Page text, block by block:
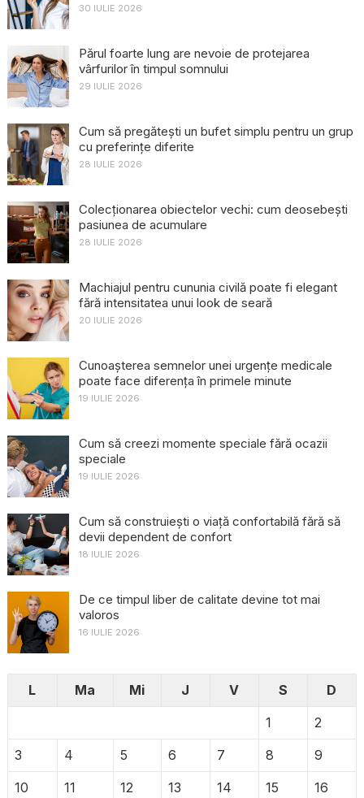
30 IULIE 2026
Părul foarte lung are nevoie de protejarea
vârfurilor în timpul somnului
29 IULIE 2026
Cum să pregătești un bufet simplu pentru un grup
cu preferințe diferite
28 IULIE 2026
Colecționarea obiectelor vechi: cum deosebești
pasiunea de acumulare
28 IULIE 2026
Machiajul pentru cununia civilă poate fi elegant
fără intensitatea unui look de seară
20 IULIE 2026
Cunoașterea semnelor unei urgențe medicale
poate face diferența în primele minute
19 IULIE 2026
Cum să creezi momente speciale fără ocazii
speciale
19 IULIE 2026
Cum să construiești o viață confortabilă fără să
devii dependent de confort
18 IULIE 2026
De ce timpul liber de calitate devine tot mai
valoros
16 IULIE 2026
L Ma Mi J V S
D
1
2
3
4 5 6 7 8
9
10
11 12 13 14 15 16